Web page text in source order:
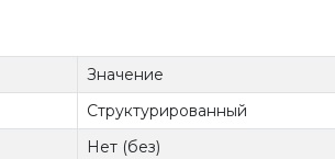
Значение
Структурированный
Нет (без)